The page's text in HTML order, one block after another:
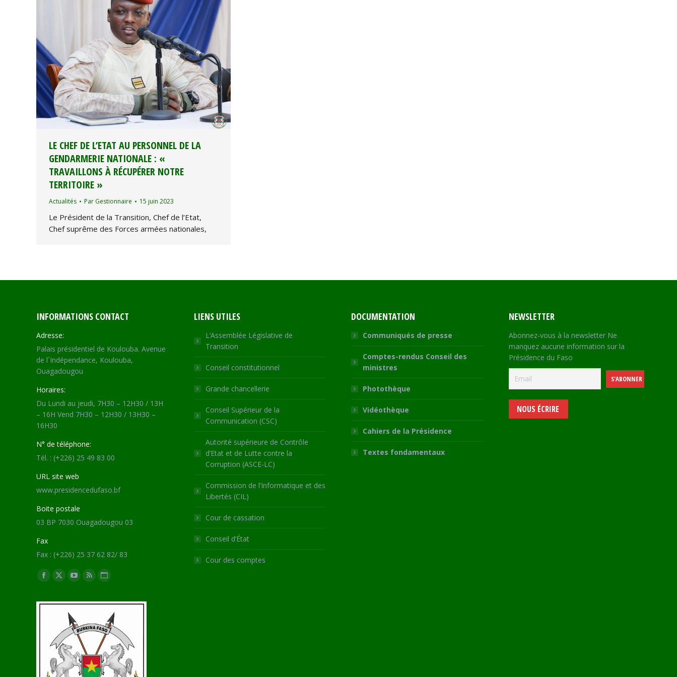
LE CHEF DE L’ETAT AU PERSONNEL DE LA
GENDARMERIE NATIONALE : «
TRAVAILLONS À RÉCUPÉRER NOTRE
TERRITOIRE »
Actualités Par Gestionnaire 15 juin 2023
Le Président de la Transition, Chef de l’Etat,
Chef suprême des Forces armées nationales,
INFORMATIONS CONTACT
Adresse:
Palais présidentiel de Koulouba. Avenue
de l´Indépendance, Koulouba,
Ouagadougou
Horaires:
Du Lundi au jeudi, 7H30 – 12H30 / 13H
– 16H Vend 7H30 – 12H30 / 13H30 –
16H30
N° de téléphone:
Tél. : (+226) 25 49 83 00
URL site web
www.presidencedufaso.bf
Boite postale
03 BP 7030 Ouagadougou 03
Fax
Fax : (+226) 25 37 62 82/ 83
Trouvez nous sur :
Facebook
opens
window
X
opens
new
window
YouTube
opens
in
new
window
RSS
opens
new
window
Site
page
opens
in
new
window
LIENS UTILES
L’Assemblée Législative de
Transition
Conseil constitutionnel
Grande chancellerie
Conseil Supérieur de la
Communication (CSC)
Autorité supérieure de Contrôle
d’Etat et de Lutte contre la
Corruption (ASCE-LC)
Commission de l’Informatique et des
Libertés (CIL)
Cour de cassation
Conseil d’État
Cour des comptes
DOCUMENTATION
Communiqués de presse
Comptes-rendus Conseil des
ministres
Photothèque
Vidéothèque
Cahiers de la Présidence
Textes fondamentaux
NEWSLETTER
Abonnez-vous à la newsletter Ne
manquez aucune information sur la
Présidence du Faso
NOUS ÉCRIRE